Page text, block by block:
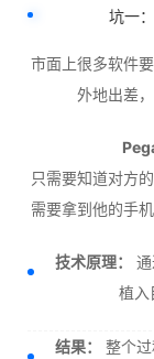
坑一
市面上很多软件
外地出差
只需要知道对方
需要拿到他的手
技术原理：
植入
结果：
整个